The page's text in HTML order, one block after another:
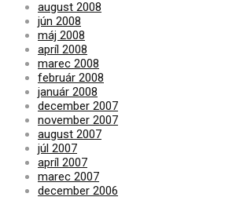
august 2008
jún 2008
máj 2008
apríl 2008
marec 2008
február 2008
január 2008
december 2007
november 2007
august 2007
júl 2007
apríl 2007
marec 2007
december 2006